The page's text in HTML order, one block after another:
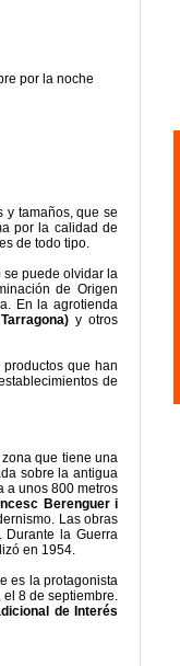
por la noche
y tamaños, que se
por la calidad de
de todo tipo.
se puede olvidar la
de Origen
En la agrotienda
Tarragona) y otros
que han
de
que tiene una
sobre la antigua
a unos 800 metros
Berenguer i
Las obras
Durante la Guerra
en 1954.
es la protagonista
, el 8 de septiembre.
de Interés